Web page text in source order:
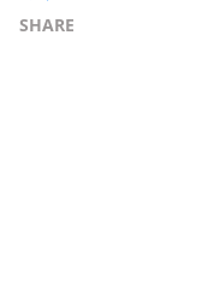
SHARE